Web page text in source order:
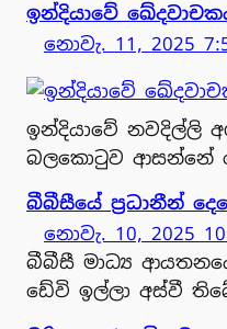
‍ඉන්දියාවේ
නොවැ. 11, 2025
‍ඉන්දියාවේ නවදිල්ලි
බලකොටුව ආසන්නේ
බීබීසීයේ ප්‍රධානීන්
නොවැ. 10, 2025
බීබීසී මාධ්‍ය
ඩේවි ඉල්ලා අස්වී